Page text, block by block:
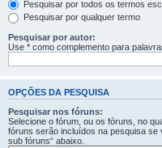
Pesquisar por todos os termos
Pesquisar por qualquer termo
Pesquisar por autor:
Use * como complemento para
OPÇÕES DA PESQUISA
Pesquisar nos fóruns:
Selecione o fórum, ou os fóruns, no
fóruns serão incluídos na pesquisa se
sub fóruns“ abaixo.